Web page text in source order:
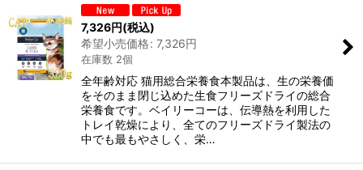
7,326円(税込)
希望小売価格: 7,326円
在庫数 2個
全年齢対応 猫用総合栄養食本製品は、生の栄養価
をそのまま閉じ込めた生食フリーズドライの総合
栄養食です。ベイリーコーは、伝導熱を利用した
トレイ乾燥により、全てのフリーズドライ製法の
中でも最もやさしく、栄…